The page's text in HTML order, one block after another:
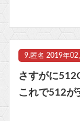
9. 匿名 2019年02
さすがに
これで512が